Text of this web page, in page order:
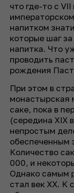
что где-то с
напитком
которые шаг
напитка. Что
проводить
рождения
При этом в
монастырская
саке, пока в
(середина XIX
непростым
обеспеченным
Количество
000, и
Однако самым
стал век XX. К